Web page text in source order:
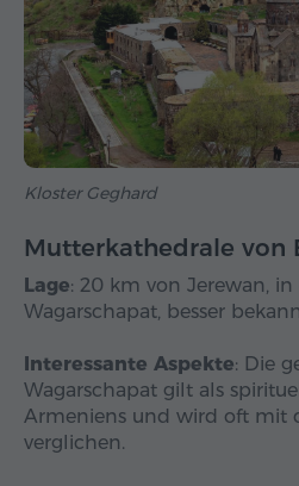
Kloster Geghard
Mutterkathedrale von
Lage: 20 km von Jerewan,
Wagarschapat, besser
Interessante Aspekte: Die
Wagarschapat gilt als
Armeniens und wird oft mit
verglichen.